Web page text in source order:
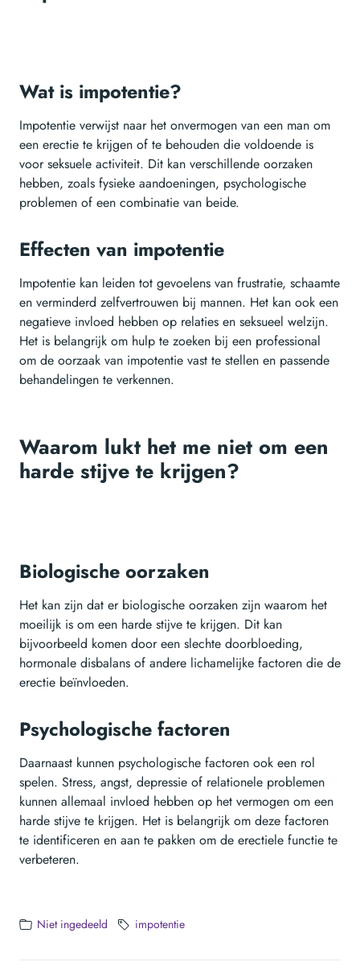
Wat is impotentie?
Impotentie verwijst naar het onvermogen van een man om
een erectie te krijgen of te behouden die voldoende is
voor seksuele activiteit. Dit kan verschillende oorzaken
hebben, zoals fysieke aandoeningen, psychologische
problemen of een combinatie van beide.
Effecten van impotentie
Impotentie kan leiden tot gevoelens van frustratie, schaamte
en verminderd zelfvertrouwen bij mannen. Het kan ook een
negatieve invloed hebben op relaties en seksueel welzijn.
Het is belangrijk om hulp te zoeken bij een professional
om de oorzaak van impotentie vast te stellen en passende
behandelingen te verkennen.
Waarom lukt het me niet om een
harde stijve te krijgen?
Biologische oorzaken
Het kan zijn dat er biologische oorzaken zijn waarom het
moeilijk is om een harde stijve te krijgen. Dit kan
bijvoorbeeld komen door een slechte doorbloeding,
hormonale disbalans of andere lichamelijke factoren die de
erectie beïnvloeden.
Psychologische factoren
Daarnaast kunnen psychologische factoren ook een rol
spelen. Stress, angst, depressie of relationele problemen
kunnen allemaal invloed hebben op het vermogen om een
harde stijve te krijgen. Het is belangrijk om deze factoren
te identificeren en aan te pakken om de erectiele functie te
verbeteren.
Niet ingedeeld impotentie